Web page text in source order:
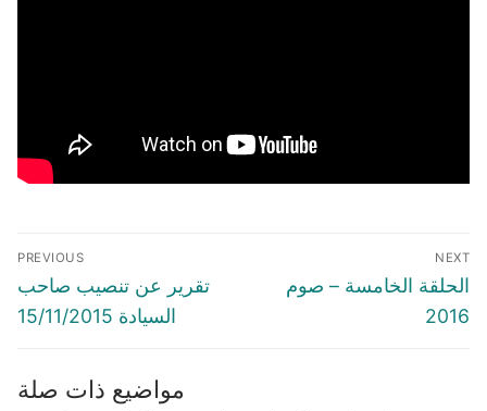
Post
navigation
PREVIOUS
Previous
post:
تقرير عن تنصيب صاحب
السيادة 15/11/2015
NEXT
Next
الحلقة الخامسة – صوم
2016
مواضيع ذات صلة